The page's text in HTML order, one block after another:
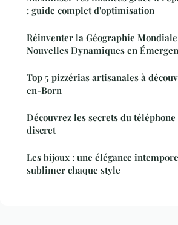
: guide complet d'optimisation
Réinventer la Géographie
Nouvelles Dynamiques en
Top 5 pizzérias artisanales à
en-Born
Découvrez les secrets du
discret
Les bijoux : une élégance
sublimer chaque style